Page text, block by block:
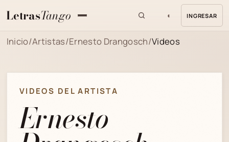
LetrasTango ◐ INGRESAR
Inicio/Artistas/Ernesto Drangosch/Videos
VIDEOS DEL ARTISTA
Ernesto